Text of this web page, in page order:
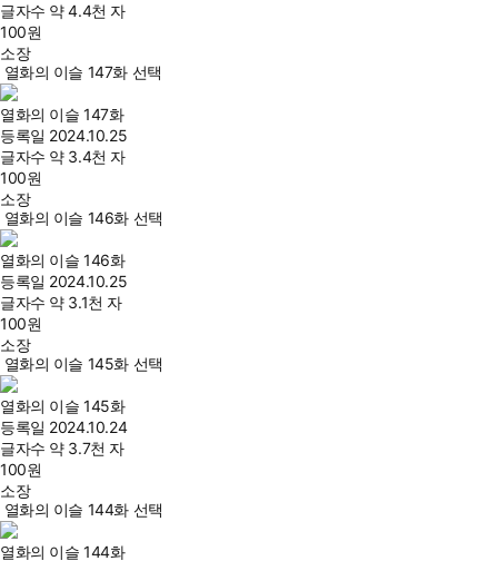
글자수 약 4.4천 자
100원
소장
열화의 이슬 147화 선택
열화의 이슬 147화
등록일 2024.10.25
글자수 약 3.4천 자
100원
소장
열화의 이슬 146화 선택
열화의 이슬 146화
등록일 2024.10.25
글자수 약 3.1천 자
100원
소장
열화의 이슬 145화 선택
열화의 이슬 145화
등록일 2024.10.24
글자수 약 3.7천 자
100원
소장
열화의 이슬 144화 선택
열화의 이슬 144화